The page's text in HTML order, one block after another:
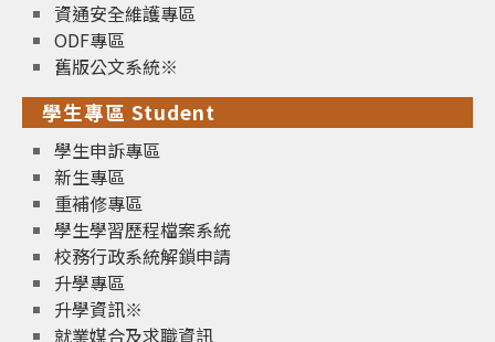
資通安全維護專區
ODF專區
舊版公文系統※
學生專區 Student
學生申訴專區
新生專區
重補修專區
學生學習歷程檔案系統
校務行政系統解鎖申請
升學專區
升學資訊※
就業媒合及求職資訊